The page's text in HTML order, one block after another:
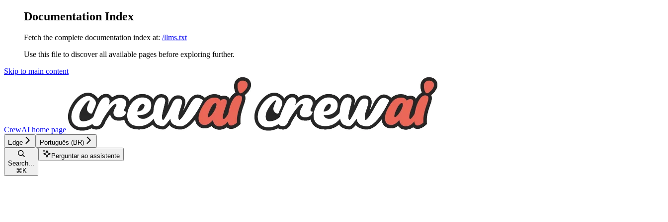
Documentation Index
Fetch the complete documentation index at: /llms.txt
Use this file to discover all available pages before exploring further.
Skip to main content
CrewAI home page
Edge Português (BR)
Search...
⌘ K
Perguntar ao assistente